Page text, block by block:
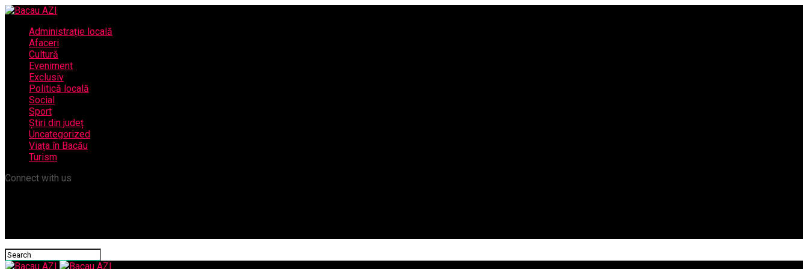
Administrație locală
Afaceri
Cultură
Eveniment
Exclusiv
Politică locală
Social
Sport
Știri din județ
Uncategorized
Viața în Bacău
Turism
Connect with us